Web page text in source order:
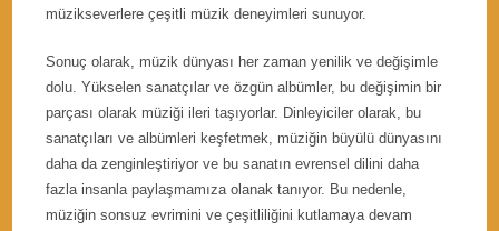
müzikseverlere çeşitli müzik deneyimleri sunuyor.
Sonuç olarak, müzik dünyası her zaman yenilik ve değişimle
dolu. Yükselen sanatçılar ve özgün albümler, bu değişimin bir
parçası olarak müziği ileri taşıyorlar. Dinleyiciler olarak, bu
sanatçıları ve albümleri keşfetmek, müziğin büyülü dünyasını
daha da zenginleştiriyor ve bu sanatın evrensel dilini daha
fazla insanla paylaşmamıza olanak tanıyor. Bu nedenle,
müziğin sonsuz evrimini ve çeşitliliğini kutlamaya devam